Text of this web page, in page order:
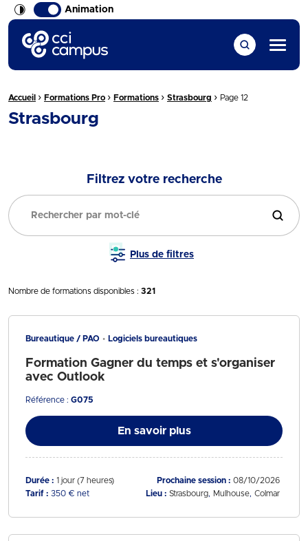
Animation
CCI Campus La formation qui vous ressemble
Menu
Fil d'Ariane :
Accueil › Formations Pro › Formations › Strasbourg › Page 12
Strasbourg
Filtrez votre recherche
Filtrer
Plus de filtres
Nombre de formations disponibles : 321
Bureautique / PAO Logiciels bureautiques
Formation Gagner du temps et s'organiser
avec Outlook
Référence : G075
En savoir plus
Durée : 1 jour (7 heures) Prochaine session : 08/10/2026
Tarif : 350 € net Lieu : Strasbourg Mulhouse Colmar